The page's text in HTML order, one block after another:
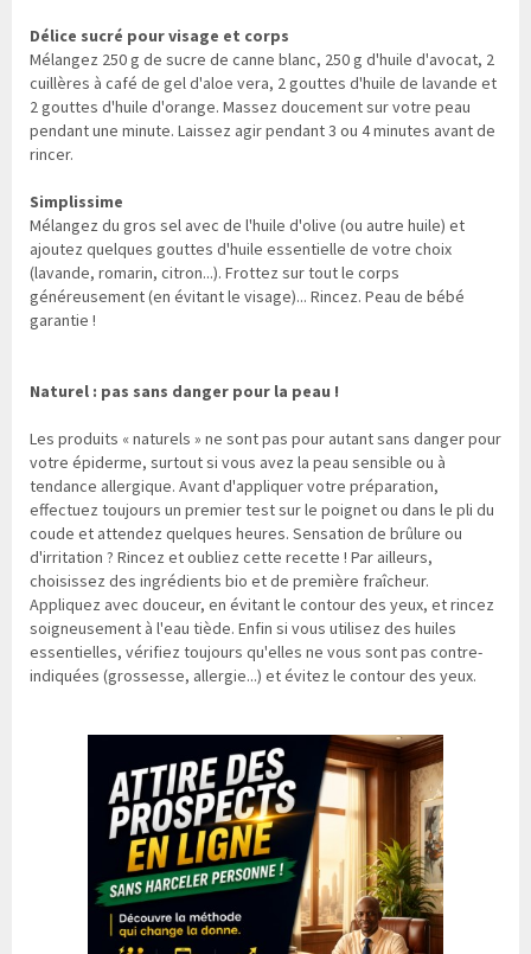
Délice sucré pour visage et corps
Mélangez 250 g de sucre de canne blanc, 250 g d'huile d'avocat, 2
cuillères à café de gel d'aloe vera, 2 gouttes d'huile de lavande et
2 gouttes d'huile d'orange. Massez doucement sur votre peau
pendant une minute. Laissez agir pendant 3 ou 4 minutes avant de
rincer.
Simplissime
Mélangez du gros sel avec de l'huile d'olive (ou autre huile) et
ajoutez quelques gouttes d'huile essentielle de votre choix
(lavande, romarin, citron...). Frottez sur tout le corps
généreusement (en évitant le visage)... Rincez. Peau de bébé
garantie !
Naturel : pas sans danger pour la peau !
Les produits « naturels » ne sont pas pour autant sans danger pour
votre épiderme, surtout si vous avez la peau sensible ou à
tendance allergique. Avant d'appliquer votre préparation,
effectuez toujours un premier test sur le poignet ou dans le pli du
coude et attendez quelques heures. Sensation de brûlure ou
d'irritation ? Rincez et oubliez cette recette ! Par ailleurs,
choisissez des ingrédients bio et de première fraîcheur.
Appliquez avec douceur, en évitant le contour des yeux, et rincez
soigneusement à l'eau tiède. Enfin si vous utilisez des huiles
essentielles, vérifiez toujours qu'elles ne vous sont pas contre-
indiquées (grossesse, allergie...) et évitez le contour des yeux.